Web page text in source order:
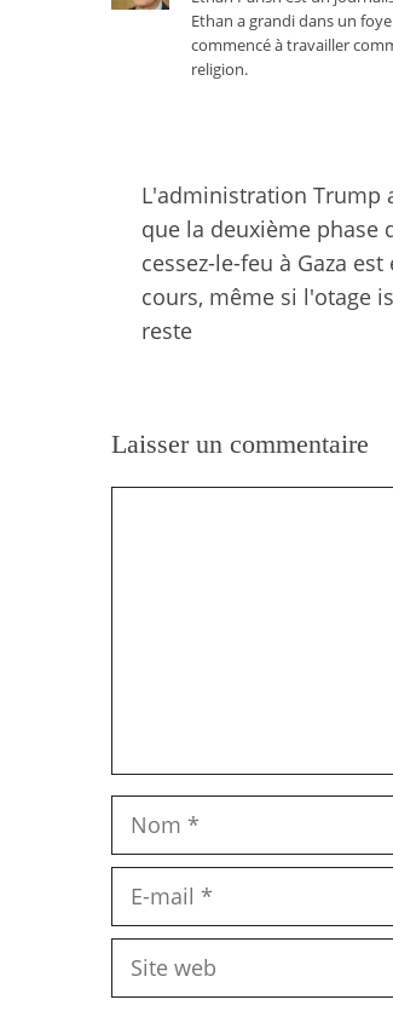
Ethan a grandi dans un
commencé à travailler
religion.
L'administration Trump
que la deuxième phase
cessez-le-feu à Gaza est
cours, même si l'otage
reste
Laisser un commentaire
Nom
Site